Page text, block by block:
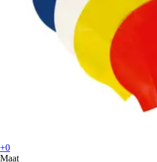
+0
Maat